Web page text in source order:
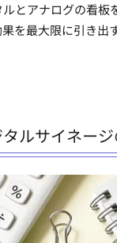
とアナログの看板
を最大限に引き出
ルサイネー